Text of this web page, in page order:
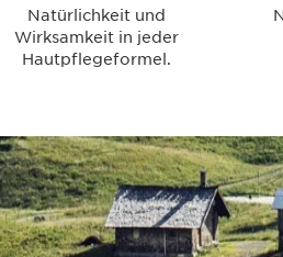
Natürlichkeit und
Wirksamkeit in jeder
Hautpflegeformel.